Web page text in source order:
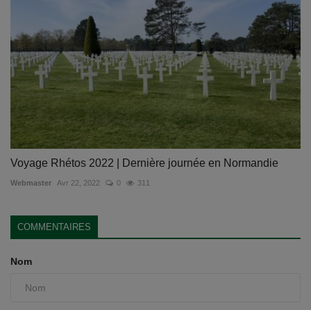
Voyage Rhétos 2022 | Dernière journée en Normandie
Webmaster Avr 22, 2022 0 311
COMMENTAIRES
Nom